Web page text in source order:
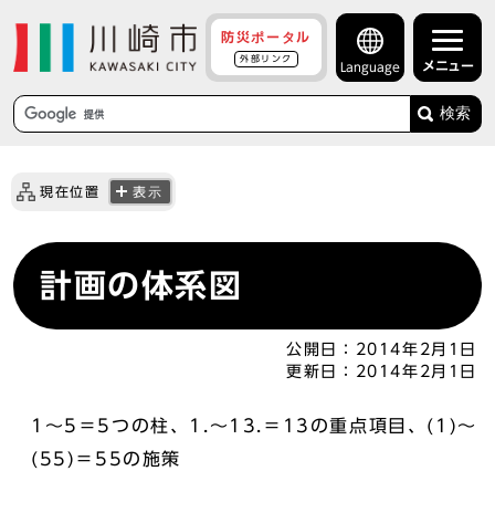
防災ポータル
外部リンク
Language メニュー
検索
現在位置 表示
計画の体系図
公開日：
2014年2月1日
更新日：
2014年2月1日
1～5＝5つの柱、1.～13.＝13の重点項目、(1)～
(55)＝55の施策